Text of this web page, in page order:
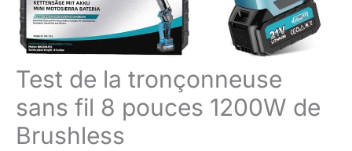
Test de la tronçonneuse
sans fil 8 pouces 1200W de
Brushless